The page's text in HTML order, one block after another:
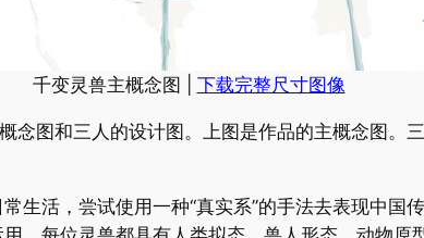
千变灵兽主概念图 | 下载完整尺寸图像
念图和三人的设计图。上图是作品的主概念图。
生活，尝试使用一种“真实系”的手法去表现中国